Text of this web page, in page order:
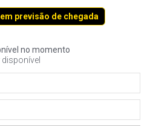
previsão de chegada
no momento
º
hd
º jonsbo